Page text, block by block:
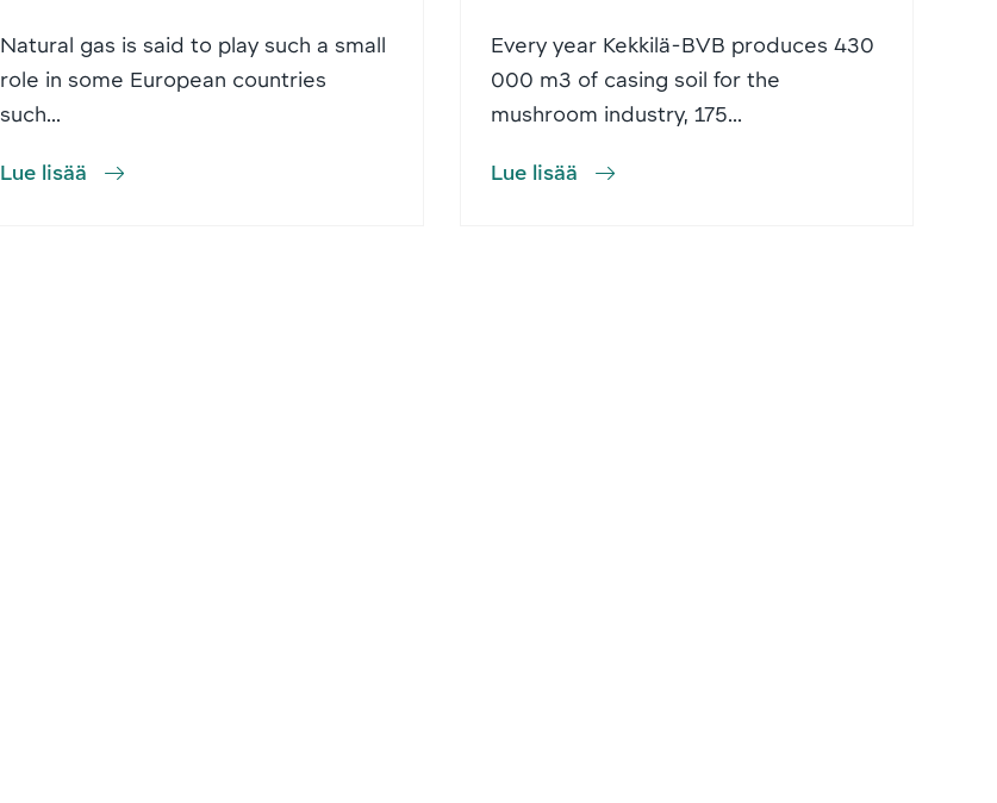
Natural gas is said to play such a small
role in some European countries
such...
Lue lisää
Every year Kekkilä-BVB produces 430
000 m3 of casing soil for the
mushroom industry, 175...
Lue lisää